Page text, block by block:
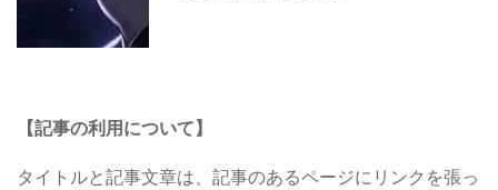
【記事の利用について】
タイトルと記事文章は、記事のあるページにリンクを張っ